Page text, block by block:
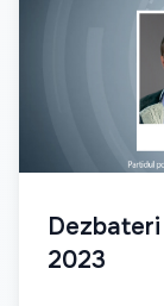
2023